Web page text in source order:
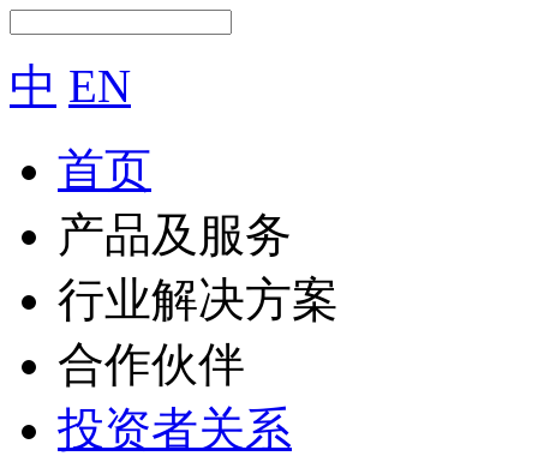
中 EN
首页
产品及服务
行业解决方案
合作伙伴
投资者关系